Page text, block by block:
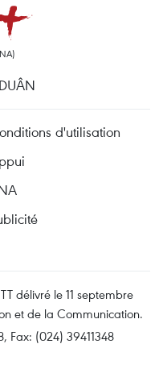
d'utilisation
délivré le 11 septembre
et de la Communication.
Fax: (024) 39411348